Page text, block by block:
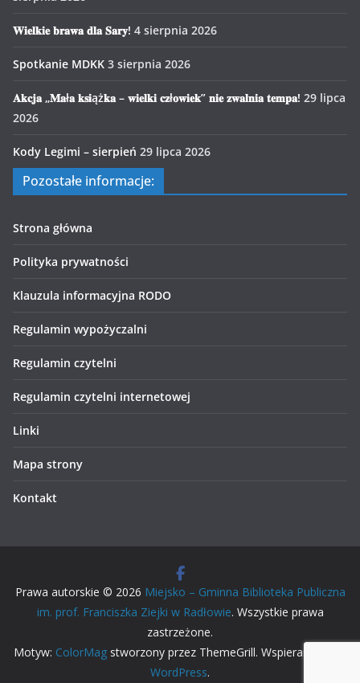
𝐖𝐢𝐞𝐥𝐤𝐢𝐞 𝐛𝐫𝐚𝐰𝐚 𝐝𝐥𝐚 𝐒𝐚𝐫𝐲! 4 sierpnia 2026
Spotkanie MDKK 3 sierpnia 2026
𝐀𝐤𝐜𝐣𝐚 „𝐌𝐚ł𝐚 𝐤𝐬𝐢ąż𝐤𝐚 – 𝐰𝐢𝐞𝐥𝐤𝐢 𝐜𝐳ł𝐨𝐰𝐢𝐞𝐤” 𝐧𝐢𝐞 𝐳𝐰𝐚𝐥𝐧𝐢𝐚 𝐭𝐞𝐦𝐩𝐚! 29 lipca
2026
Kody Legimi – sierpień 29 lipca 2026
Pozostałe informacje:
Strona główna
Polityka prywatności
Klauzula informacyjna RODO
Regulamin wypożyczalni
Regulamin czytelni
Regulamin czytelni internetowej
Linki
Mapa strony
Kontakt
Prawa autorskie © 2026 Miejsko – Gminna Biblioteka Publiczna
im. prof. Franciszka Ziejki w Radłowie. Wszystkie prawa
zastrzeżone.
Motyw: ColorMagstworzony przez ThemeGrill. Wspierane przez
WordPress.